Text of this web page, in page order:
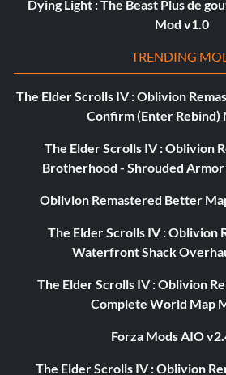
Dying Light : The Beast Plus de
Mod v1.0
TRENDING
The Elder Scrolls IV : Oblivion
Confirm (Enter Rebind)
The Elder Scrolls IV : Oblivion
Brotherhood - Shrouded
Oblivion Remastered Better
The Elder Scrolls IV : Oblivion
Waterfront Shack
The Elder Scrolls IV : Oblivion
Complete World Map
Forza Mods AIO
The Elder Scrolls IV : Oblivion